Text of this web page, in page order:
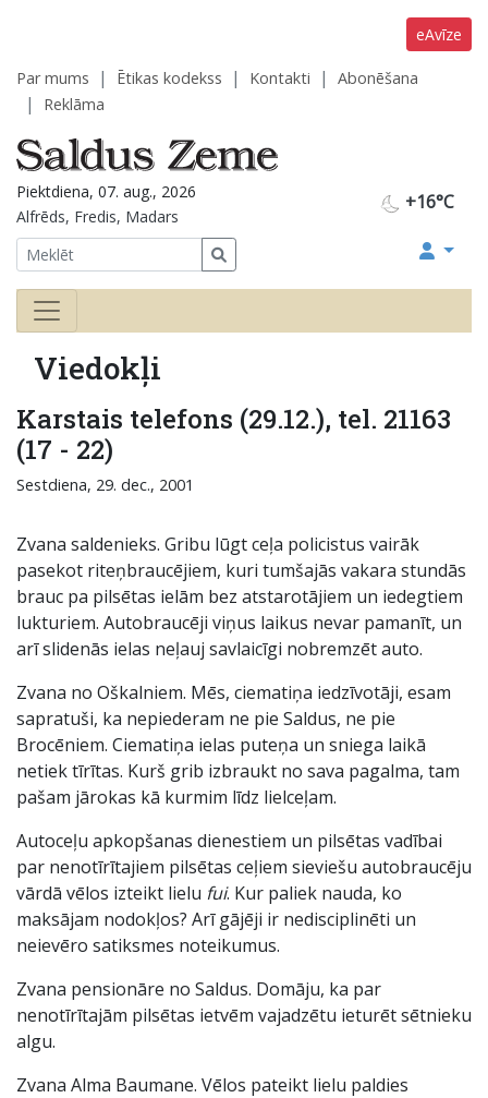
eAvīze
Par mums Ētikas kodekss Kontakti
Abonēšana
Reklāma
+16°C
Piektdiena, 07. aug., 2026
Alfrēds, Fredis, Madars
Viedokļi
Karstais telefons (29.12.), tel. 21163
(17 - 22)
Sestdiena, 29. dec., 2001
Zvana saldenieks. Gribu lūgt ceļa policistus vairāk
pasekot riteņbraucējiem, kuri tumšajās vakara stundās
brauc pa pilsētas ielām bez atstarotājiem un iedegtiem
lukturiem. Autobraucēji viņus laikus nevar pamanīt, un
arī slidenās ielas neļauj savlaicīgi nobremzēt auto.
Zvana no Oškalniem. Mēs, ciematiņa iedzīvotāji, esam
sapratuši, ka nepiederam ne pie Saldus, ne pie
Brocēniem. Ciematiņa ielas puteņa un sniega laikā
netiek tīrītas. Kurš grib izbraukt no sava pagalma, tam
pašam jārokas kā kurmim līdz lielceļam.
Autoceļu apkopšanas dienestiem un pilsētas vadībai
par nenotīrītajiem pilsētas ceļiem sieviešu autobraucēju
vārdā vēlos izteikt lielu fui. Kur paliek nauda, ko
maksājam nodokļos? Arī gājēji ir nedisciplinēti un
neievēro satiksmes noteikumus.
Zvana pensionāre no Saldus. Domāju, ka par
nenotīrītajām pilsētas ietvēm vajadzētu ieturēt sētnieku
algu.
Zvana Alma Baumane. Vēlos pateikt lielu paldies